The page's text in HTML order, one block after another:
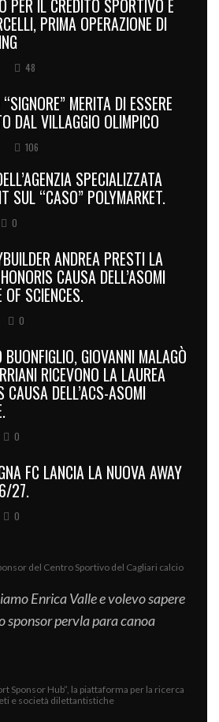
PER IL CREDITO SPORTIVO E
PRIMA OPERAZIONE DI
48
MERITA DI ESSERE
DAL VILLAGGIO OLIMPICO
106
SPECIALIZZATA
SUL “CASO” POLYMARKET.
0
ANDREA PRESTI LA
CAUSA DELL’ASOMI
OF SCIENCES.
0
BUONFIGLIO, GIOVANNI MALAGÒ
RICEVONO LA LAUREA
CAUSA DELL’ACS-ASOMI
0
FC LANCIA LA NUOVA AWAY
27.
0
del Centro Sportivo del Cagliari calcio
Enrica Valle e volevo sapere
sponsor pervla para canoa
Sponsor Hub”, la piattaforma per la ricerca
e società dilettantistiche